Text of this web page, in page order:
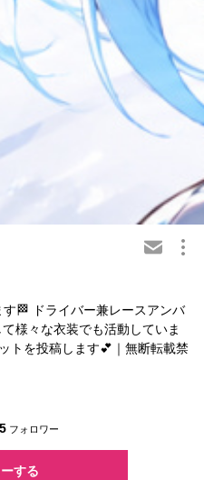
🏁 ドライバー兼レースアンバ
様々な衣装でも活動していま
トを投稿します💕｜無断転載禁
フォロワー
する